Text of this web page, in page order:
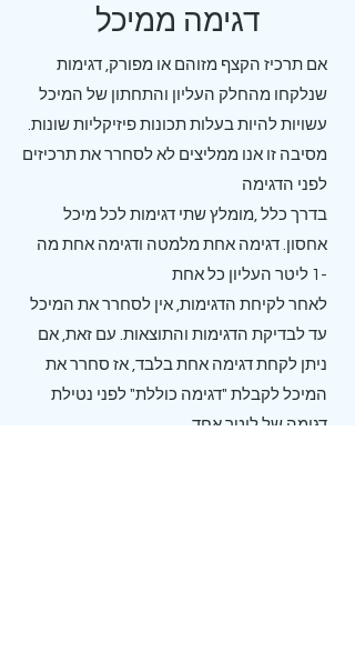
דגימה ממיכל
אם תרכיז הקצף מזוהם או מפורק, דגימות
שנלקחו מהחלק העליון והתחתון של המיכל
עשויות להיות בעלות תכונות פיזיקליות שונות.
מסיבה זו אנו ממליצים לא לסחרר את תרכיזים
לפני הדגימה
בדרך כלל ,מומלץ שתי דגימות לכל מיכל
אחסון. דגימה אחת מלמטה ודגימה אחת מה
-1 ליטר העליון כל אחת
לאחר לקיחת הדגימות, אין לסחרר את המיכל
עד לבדיקת הדגימות והתוצאות. עם זאת, אם
ניתן לקחת דגימה אחת בלבד, אז סחרר את
המיכל לקבלת "דגימה כוללת" לפני נטילת
דגימה של ליטר אחד